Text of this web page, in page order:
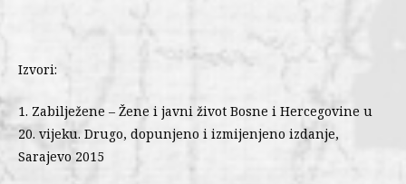
Izvori:
1. Zabilježene – Žene i javni život Bosne i Hercegovine u
20. vijeku. Drugo, dopunjeno i izmijenjeno izdanje,
Sarajevo 2015